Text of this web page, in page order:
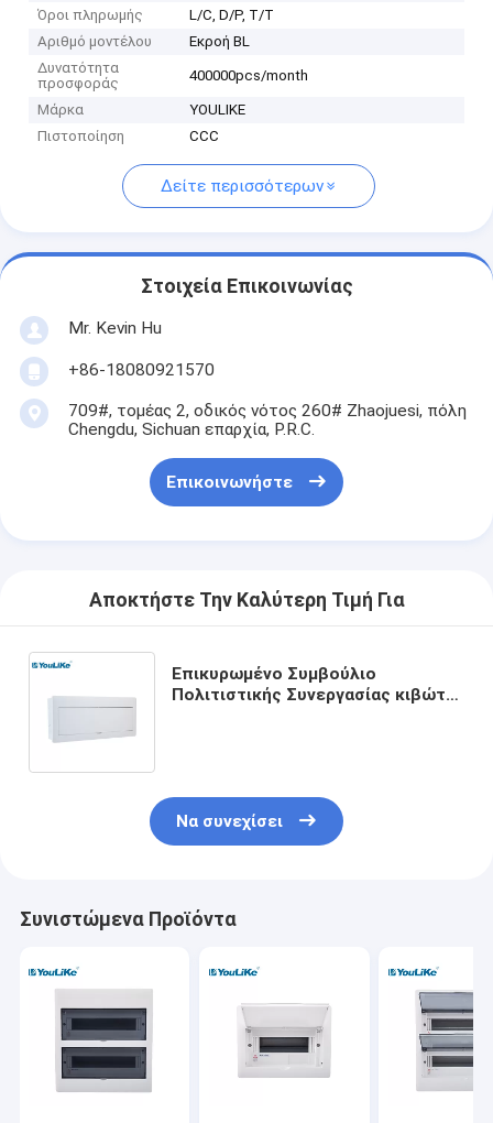
Όροι πληρωμής
L/C, D/P, T/T
Αριθμό μοντέλου
Εκροή BL
Δυνατότητα
προσφοράς
400000pcs/month
Μάρκα
YOULIKE
Πιστοποίηση
CCC
Δείτε περισσότερων
Στοιχεία Επικοινωνίας
Mr. Kevin Hu
+86-18080921570
709#, τομέας 2, οδικός νότος 260# Zhaojuesi, πόλη
Chengdu, Sichuan επαρχία, P.R.C.
Επικοινωνήστε
Αποκτήστε Την Καλύτερη Τιμή Για
Επικυρωμένο Συμβούλιο
Πολιτιστικής Συνεργασίας κιβώτιο
Να συνεχίσει
Συνιστώμενα Προϊόντα